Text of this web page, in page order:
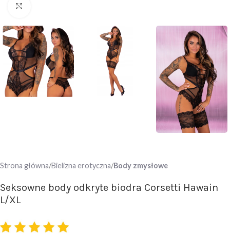
Strona główna Bielizna erotyczna Body zmysłowe
Seksowne body odkryte biodra Corsetti Hawain
L/XL